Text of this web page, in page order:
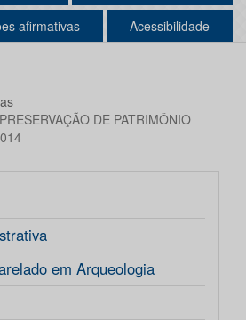
afirmativas Acessibilidade
DE PATRIMÔNIO
em Arqueologia